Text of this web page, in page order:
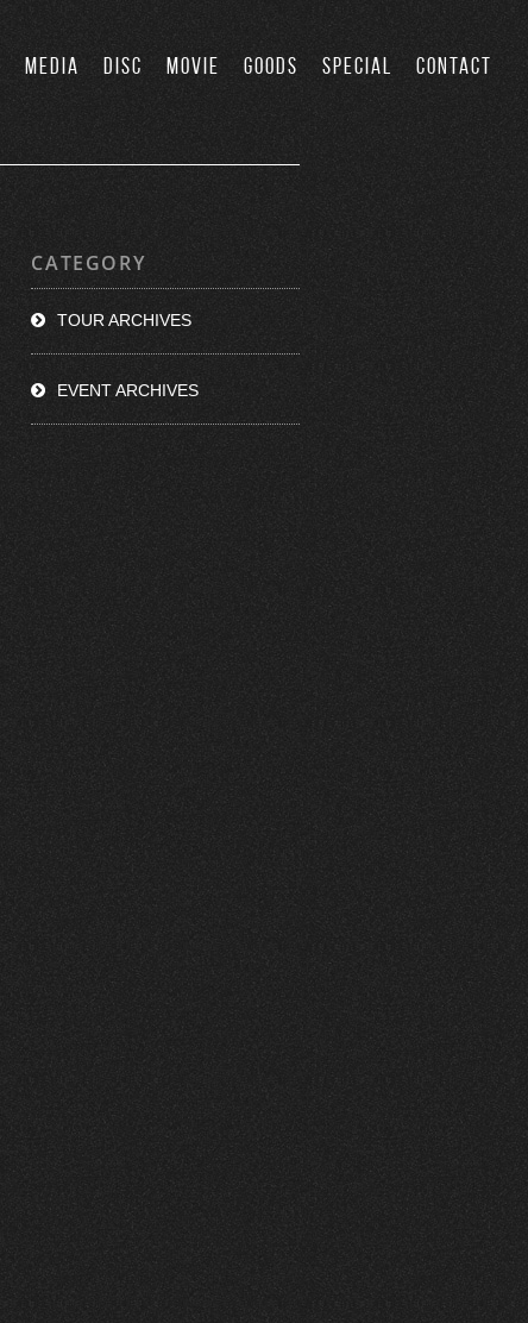
MEDIA DISC MOVIE GOODS SPECIAL CONTACT
CATEGORY
TOUR ARCHIVES
EVENT ARCHIVES